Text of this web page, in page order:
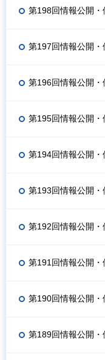
第198回情報公開
第197回情報公開
第196回情報公開
第195回情報公開
第194回情報公開
第193回情報公開
第192回情報公開
第191回情報公開
第190回情報公開
第189回情報公開